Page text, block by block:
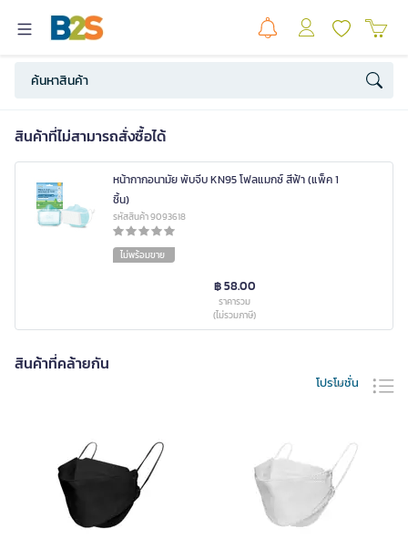
สินค้าที่ไม่สามารถสั่งซื้อได้
หน้ากากอนามัย พับจีบ KN95 โฟลแมกซ์ สีฟ้า (แพ็ค 1
ชิ้น)
รหัสสินค้า 9093618
ไม่พร้อมขาย
฿ 58.00
ราคารวม
(ไม่รวมภาษี)
สินค้าที่คล้ายกัน
โปรโมชั่น